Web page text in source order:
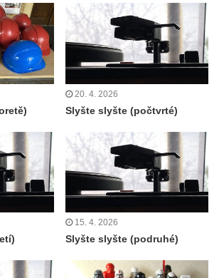
20. 4. 2026
Slyšte slyšte (počtvrté)
15. 4. 2026
Slyšte slyšte (podruhé)